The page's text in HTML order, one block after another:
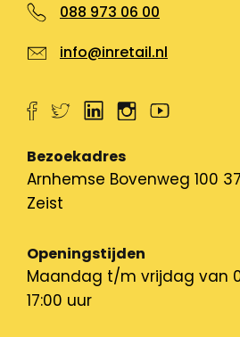
088 973 06 00
info@inretail.nl
Bezoekadres
Arnhemse Bovenweg 100
Zeist
Openingstijden
Maandag t/m vrijdag van
17:00 uur